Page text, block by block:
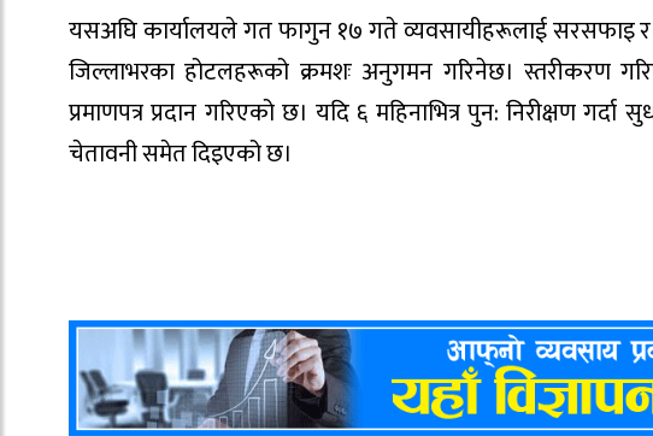
यसअघि कार्यालयले गत फागुन १७ गते व्यवसायीहरूलाई सरसफाइ र
जिल्लाभरका होटलहरूको क्रमशः अनुगमन गरिनेछ। स्तरीकरण
प्रमाणपत्र प्रदान गरिएको छ। यदि ६ महिनाभित्र पुन: निरीक्षण
चेतावनी समेत दिइएको छ।